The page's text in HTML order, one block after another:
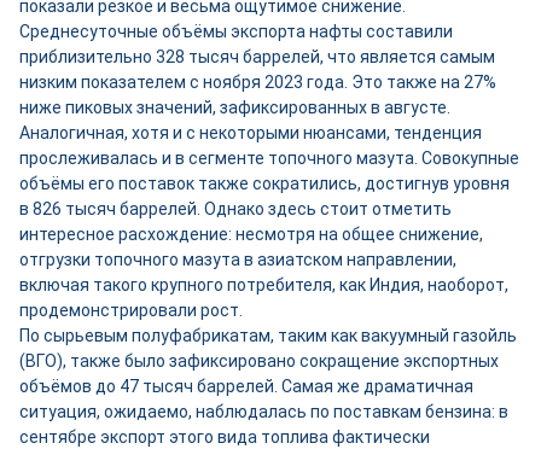
показали резкое и весьма ощутимое снижение.
Среднесуточные объёмы экспорта нафты составили
приблизительно 328 тысяч баррелей, что является самым
низким показателем с ноября 2023 года. Это также на 27%
ниже пиковых значений, зафиксированных в августе.
Аналогичная, хотя и с некоторыми нюансами, тенденция
прослеживалась и в сегменте топочного мазута. Совокупные
объёмы его поставок также сократились, достигнув уровня
в 826 тысяч баррелей. Однако здесь стоит отметить
интересное расхождение: несмотря на общее снижение,
отгрузки топочного мазута в азиатском направлении,
включая такого крупного потребителя, как Индия, наоборот,
продемонстрировали рост.
По сырьевым полуфабрикатам, таким как вакуумный газойль
(ВГО), также было зафиксировано сокращение экспортных
объёмов до 47 тысяч баррелей. Самая же драматичная
ситуация, ожидаемо, наблюдалась по поставкам бензина: в
сентябре экспорт этого вида топлива фактически